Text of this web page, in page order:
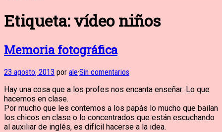
Etiqueta:vídeo niños
Memoria fotográfica
23 agosto, 2013 por ale·Sin comentarios
Hay una cosa que a los profes nos encanta enseñar: Lo que
hacemos en clase.
Por mucho que les contemos a los papás lo mucho que bailan
los chicos en clase o lo concentrados que están escuchando
al auxiliar de inglés, es difícil hacerse a la idea.